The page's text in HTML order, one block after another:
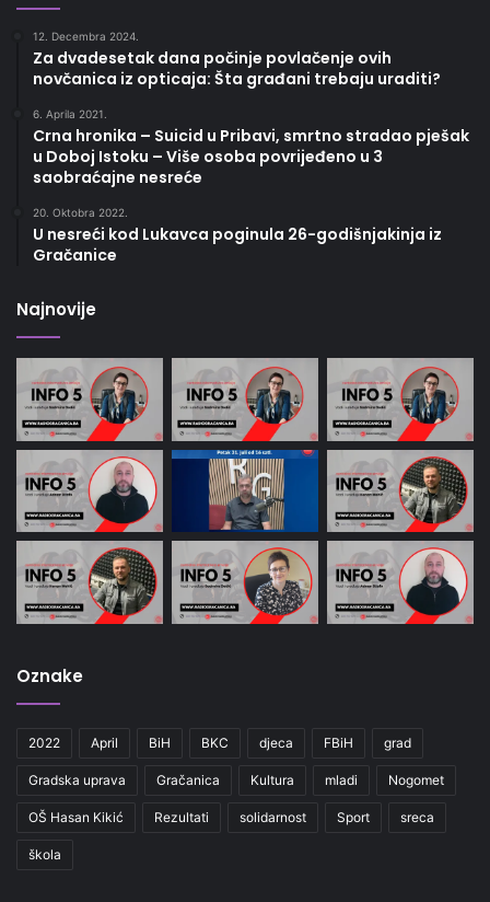
12. Decembra 2024.
Za dvadesetak dana počinje povlačenje ovih
novčanica iz opticaja: Šta građani trebaju uraditi?
6. Aprila 2021.
Crna hronika – Suicid u Pribavi, smrtno stradao pješak
u Doboj Istoku – Više osoba povrijeđeno u 3
saobraćajne nesreće
20. Oktobra 2022.
U nesreći kod Lukavca poginula 26-godišnjakinja iz
Gračanice
Najnovije
Oznake
2022 April BiH BKC djeca FBiH grad
Gradska uprava Gračanica Kultura mladi Nogomet
OŠ Hasan Kikić Rezultati solidarnost Sport sreca
škola